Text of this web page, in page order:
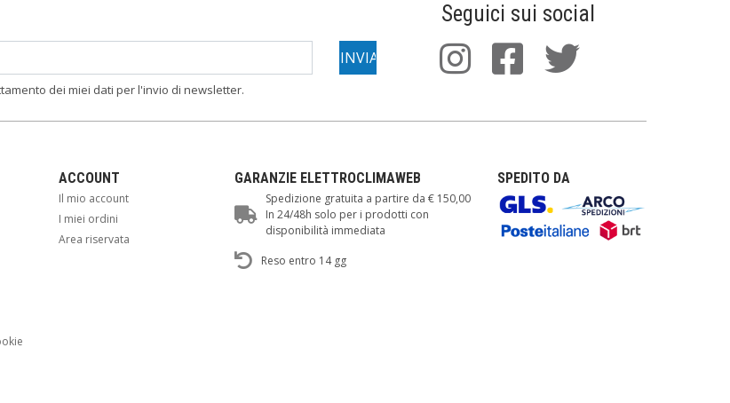
dei miei dati per l'invio di newsletter.
Seguici sui social
ACCOUNT
Il mio account
I miei ordini
Area riservata
GARANZIE ELETTROCLIMAWEB
Spedizione gratuita a partire da € 150,00
In 24/48h solo per i prodotti con
disponibilità immediata
Reso entro 14 gg
SPEDITO DA